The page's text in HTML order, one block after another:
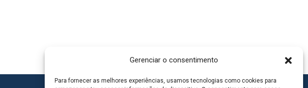
Gerenciar o consentimento
Para fornecer as melhores experiências, usamos tecnologias como cookies para